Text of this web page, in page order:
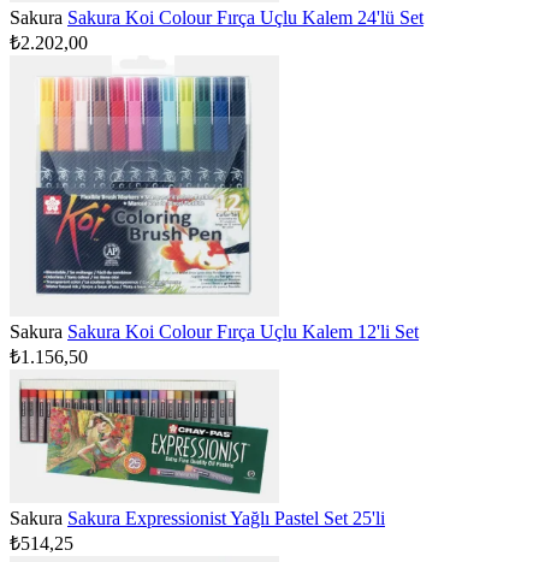
Sakura Sakura Koi Colour Fırça Uçlu Kalem 24'lü Set
₺2.202,00
Sakura Sakura Koi Colour Fırça Uçlu Kalem 12'li Set
₺1.156,50
Sakura Sakura Expressionist Yağlı Pastel Set 25'li
₺514,25